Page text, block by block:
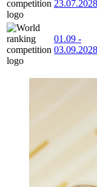
23.07.2028
01.09 -
03.09.2028